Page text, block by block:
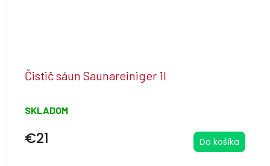
Čistič sáun Saunareiniger 1l
SKLADOM
€21 Do košíka